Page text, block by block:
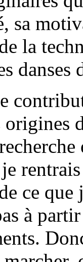
sa
la
danses
origines
ce
à